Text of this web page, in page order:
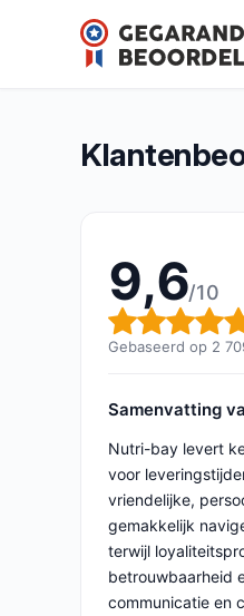
Nutri-bay
Algemene9,6/10(2
9,6/10
Gebaseerd op 2
Samenvatting
Nutri-bay levert
voor
vriendelijke,
gemakkelijk
terwijl
betrouwbaarheid
communicatie en